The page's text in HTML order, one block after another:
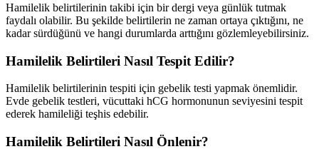
Hamilelik belirtilerinin takibi için bir dergi veya günlük tutmak
faydalı olabilir. Bu şekilde belirtilerin ne zaman ortaya çıktığını, ne
kadar sürdüğünü ve hangi durumlarda arttığını gözlemleyebilirsiniz.
Hamilelik Belirtileri Nasıl Tespit Edilir?
Hamilelik belirtilerinin tespiti için gebelik testi yapmak önemlidir.
Evde gebelik testleri, vücuttaki hCG hormonunun seviyesini tespit
ederek hamileliği teşhis edebilir.
Hamilelik Belirtileri Nasıl Önlenir?